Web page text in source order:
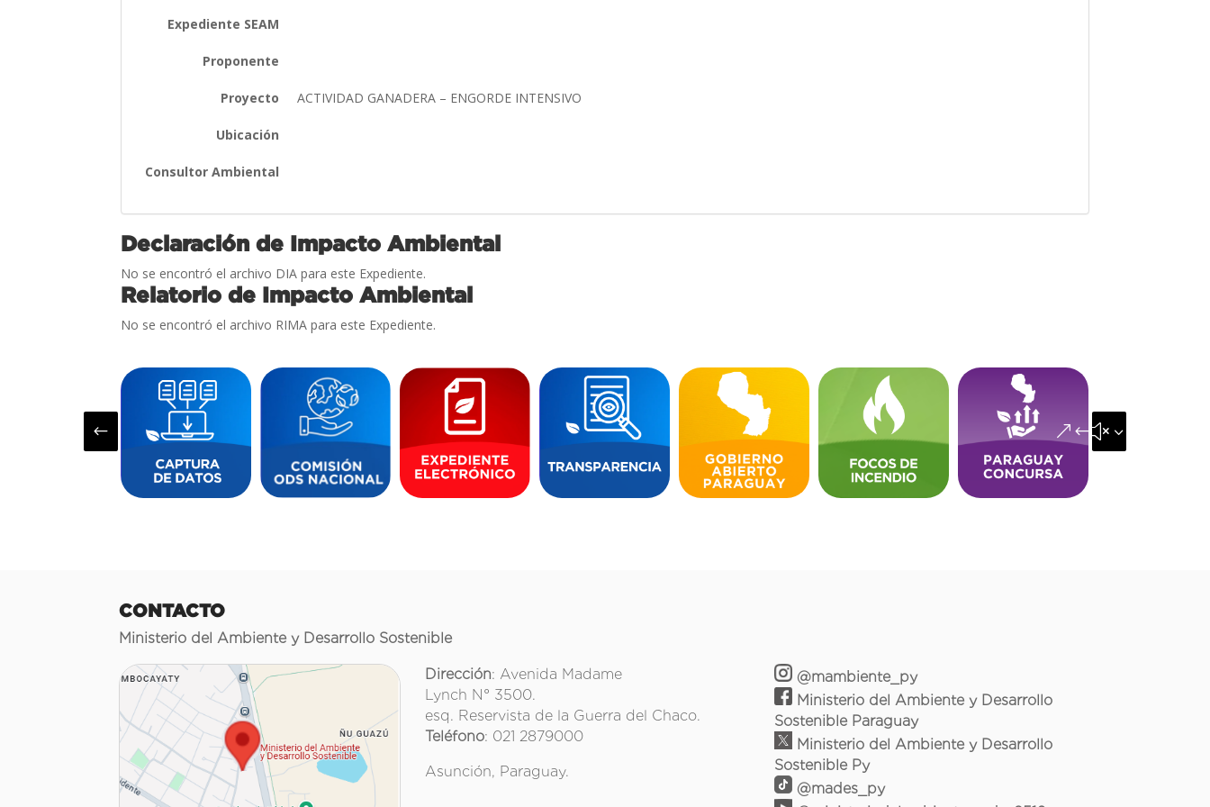
Expediente SEAM
Proponente
Proyecto ACTIVIDAD GANADERA – ENGORDE INTENSIVO
Ubicación
Consultor Ambiental
Declaración de Impacto Ambiental
No se encontró el archivo DIA para este Expediente.
Relatorio de Impacto Ambiental
No se encontró el archivo RIMA para este Expediente.
# &#x35;
CONTACTO
Ministerio del Ambiente y Desarrollo Sostenible
Dirección: Avenida Madame
Lynch N° 3500.
esq. Reservista de la Guerra del Chaco.
Teléfono: 021 2879000
Asunción, Paraguay.
@mambiente_py
Ministerio del Ambiente y Desarrollo
Sostenible Paraguay
Ministerio del Ambiente y Desarrollo
Sostenible Py
@mades_py